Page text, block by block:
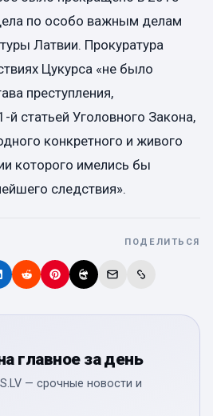
по особо важным делам
Латвии. Прокуратура
Цукурса «не было
преступления,
й статьей Уголовного Закона,
конкретного и живого
которого имелись бы
следствия».
ПОДЕЛИТЬСЯ
главное за день
— срочные новости и